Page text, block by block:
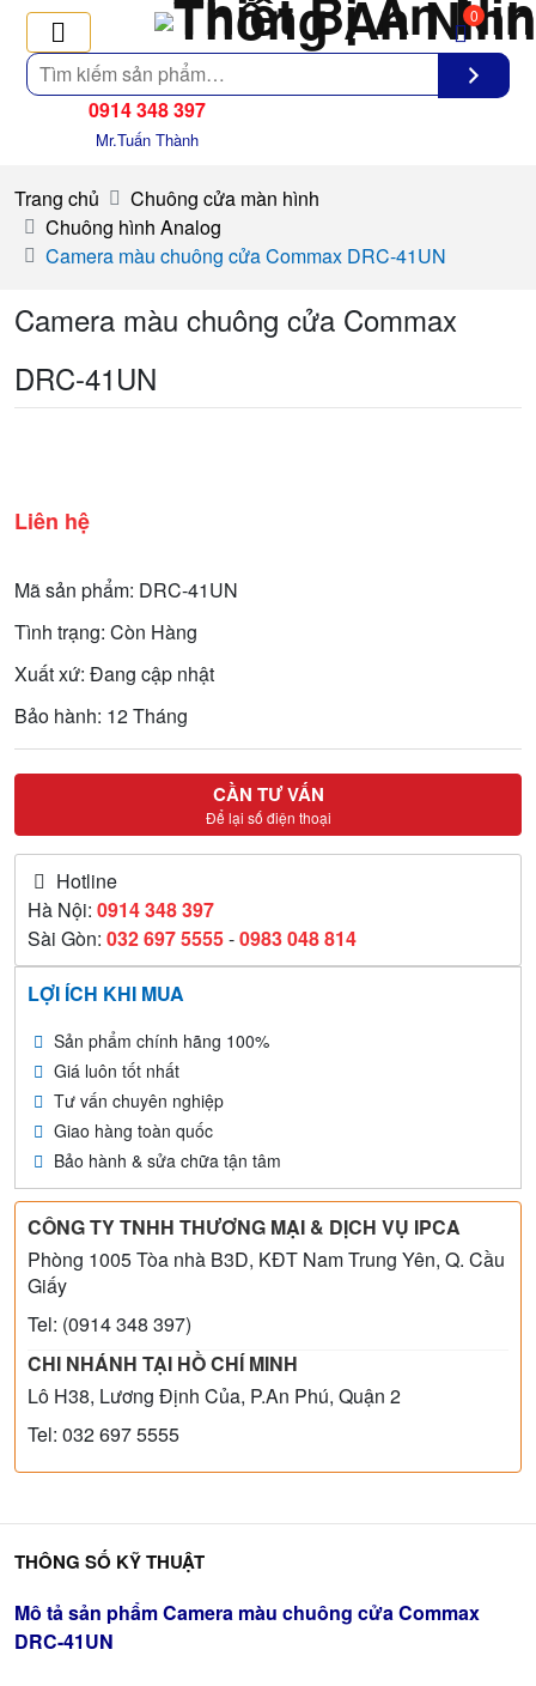
Tìm
kiếm
0
0914 348 397
Mr.Tuấn Thành
Trang chủ
Chuông cửa màn hình
Chuông hình Analog
Camera màu chuông cửa Commax DRC-41UN
Camera màu chuông cửa Commax
DRC-41UN
Liên hệ
Mã sản phẩm: DRC-41UN
Tình trạng: Còn Hàng
Xuất xứ: Đang cập nhật
Bảo hành: 12 Tháng
CẦN TƯ VẤN
Để lại số điện thoại
Hotline
Hà Nội: 0914 348 397
Sài Gòn: 032 697 5555-0983 048 814
LỢI ÍCH KHI MUA
Sản phẩm chính hãng 100%
Giá luôn tốt nhất
Tư vấn chuyên nghiệp
Giao hàng toàn quốc
Bảo hành & sửa chữa tận tâm
CÔNG TY TNHH THƯƠNG MẠI & DỊCH VỤ IPCA
Phòng 1005 Tòa nhà B3D, KĐT Nam Trung Yên, Q. Cầu
Giấy
Tel: (0914 348 397)
CHI NHÁNH TẠI HỒ CHÍ MINH
Lô H38, Lương Định Của, P.An Phú, Quận 2
Tel: 032 697 5555
Mô tả sản phẩm Camera màu chuông cửa Commax
DRC-41UN
THÔNG SỐ KỸ THUẬT